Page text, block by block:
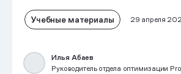
Учебные материалы 29 апреля
Илья Абаев
Руководитель отдела оптимизации